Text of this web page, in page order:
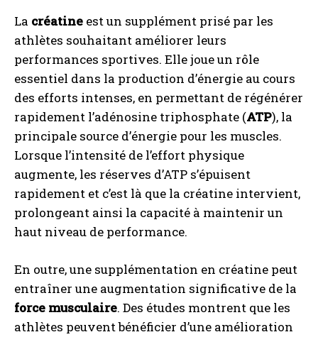
La créatine est un supplément prisé par les
athlètes souhaitant améliorer leurs
performances sportives. Elle joue un rôle
essentiel dans la production d’énergie au cours
des efforts intenses, en permettant de régénérer
rapidement l’adénosine triphosphate (ATP), la
principale source d’énergie pour les muscles.
Lorsque l’intensité de l’effort physique
augmente, les réserves d’ATP s’épuisent
rapidement et c’est là que la créatine intervient,
prolongeant ainsi la capacité à maintenir un
haut niveau de performance.
En outre, une supplémentation en créatine peut
entraîner une augmentation significative de la
force musculaire. Des études montrent que les
athlètes peuvent bénéficier d’une amélioration